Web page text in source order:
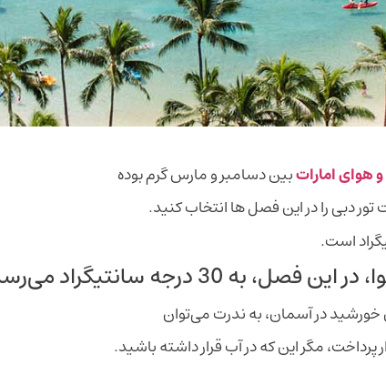
هوای اماراتبین دسامبر و مارس گرم بوده
دبی را در این فصل ها انتخاب کنید.
درجه سانتیگراد می‌رسد.
خورشید در آسمان، به ندرت می‌توان
مگر این که در آب قرار داشته باشید.